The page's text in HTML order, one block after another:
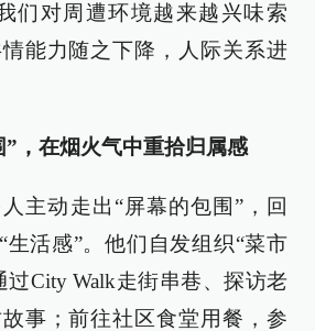
们对周遭环境越来越兴味索
能力随之下降，人际关系进
，在烟火气中重拾归属感
主动走出“屏幕的包围”，回
生活感”。他们自发组织“菜市
过City Walk走街串巷、探访老
事；前往社区食堂用餐，参